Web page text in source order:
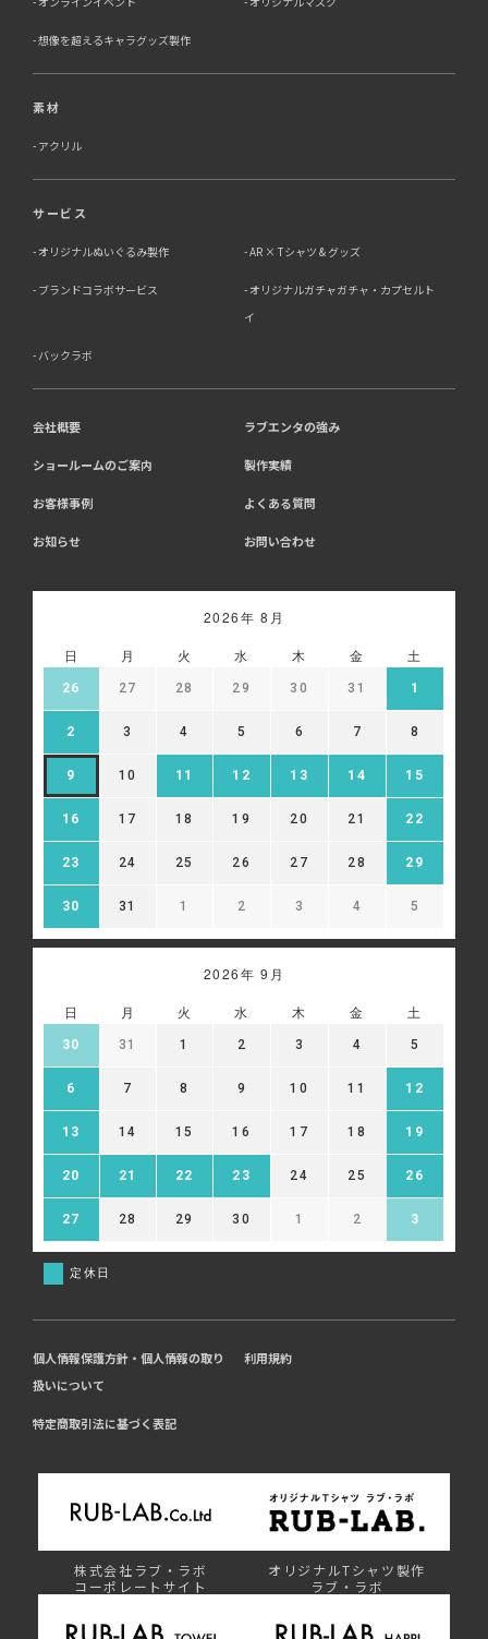
【認定個人情報保護団体の名称及び、苦情の解決の申出
います 一般財団法人日本情報経済社会推進協会 認定個人
情報保護団体事務局 〒106-0032 東京都港区六本木一丁
7565 / 0120-700-779
7．個人情報の提供の任意性と提供されない場合に起こり
お客様がご自身の個人情報を弊社に提供されるか否かは、
は、適切なサービスが提供できない場合がありますので予
8．Cookie（クッキー）等の利用について
当社のウェブサイトでは、お客様に適したサービスや情
報、広告等を提供する目的のため、Cookie（クッキー）
13-1 アクセス解析ツールについて、当社は、利用状況の
ィクス」を利用しています。Google アナリティクスは、
特定する情報は取得していません。収集される情報は、
す。
https://marketingplatform.google.com/about/analytics/
・Google プライバシーポリシー:
・Google アナリティクス オプトアウト アドオン:
13-2 広告配信について、当社はGoogle等の第三者広告
配信事業者を利用しており、当該第三者がCookie等によ
ってお客様のウェブサイトへの訪問・行動履歴情報を取
得、利用する場合があります。また、当社が保有する個人
情報を、氏名や住所など直接特定の個人を識別できる情報
を除外し、ハッシュ化（※）等の加工を行ったうえで、当
該第三者に提供し、広告配信に利用することがあります。
当該第三者によって取得された情報は、当該第三者のプラ
イバシーポリシーに従って取り扱われます。お客様は、当
該第三者のウェブサイト内に設けられたオプトアウト（無
効化）ページにアクセスして、広告配信を停止することが
※ハッシュ化とは、元の値を復元できない形に変換する処
https://adssettings.google.com/authenticated
想像を超えるキャラグッズ製作
素材
アクリル
サービス
オリジナルぬいぐるみ製作 AR × Tシャツ & グッズ
ブランドコラボサービス
オリジナルガチャガチャ・カプセルト
イ
バックラボ
会社概要 ラブエンタの強み
ショールームのご案内 製作実績
お客様事例 よくある質問
お知らせ お問い合わせ
2026年 8月
日 月 火 水 木 金 土
26 27 28 29 30 31 1
2 3 4 5 6 7 8
9 10 11 12 13 14 15
16 17 18 19 20 21 22
23 24 25 26 27 28 29
30 31 1 2 3 4 5
2026年 9月
日 月 火 水 木 金 土
30 31 1 2 3 4 5
6 7 8 9 10 11 12
13 14 15 16 17 18 19
20 21 22 23 24 25 26
27 28 29 30 1 2 3
定休日
個人情報保護方針・個人情報の取り
扱いについて
利用規約
特定商取引法に基づく表記
株式会社ラブ・ラボ
コーポレートサイト
オリジナルTシャツ製作
ラブ・ラボ